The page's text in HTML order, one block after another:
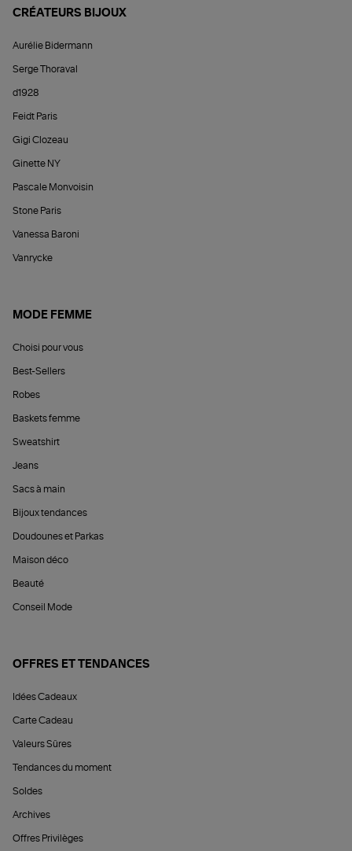
CRÉATEURS BIJOUX
Aurélie Bidermann
Serge Thoraval
d1928
Feidt Paris
Gigi Clozeau
Ginette NY
Pascale Monvoisin
Stone Paris
Vanessa Baroni
Vanrycke
MODE FEMME
Choisi pour vous
Best-Sellers
Robes
Baskets femme
Sweatshirt
Jeans
Sacs à main
Bijoux tendances
Doudounes et Parkas
Maison déco
Beauté
Conseil Mode
OFFRES ET TENDANCES
Idées Cadeaux
Carte Cadeau
Valeurs Sûres
Tendances du moment
Soldes
Archives
Offres Privilèges